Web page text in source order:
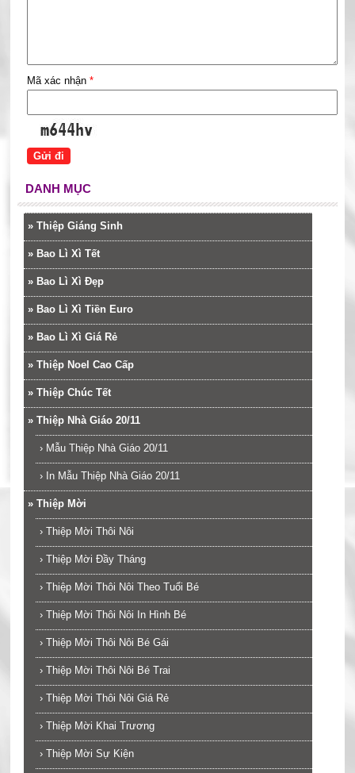
Mã xác nhận *
DANH MỤC
» Thiệp Giáng Sinh
» Bao Lì Xì Tết
» Bao Lì Xì Đẹp
» Bao Lì Xì Tiền Euro
» Bao Lì Xì Giá Rẻ
» Thiệp Noel Cao Cấp
» Thiệp Chúc Tết
» Thiệp Nhà Giáo 20/11
› Mẫu Thiệp Nhà Giáo 20/11
› In Mẫu Thiệp Nhà Giáo 20/11
» Thiệp Mời
› Thiệp Mời Thôi Nôi
› Thiệp Mời Đầy Tháng
› Thiệp Mời Thôi Nôi Theo Tuổi Bé
› Thiệp Mời Thôi Nôi In Hình Bé
› Thiệp Mời Thôi Nôi Bé Gái
› Thiệp Mời Thôi Nôi Bé Trai
› Thiệp Mời Thôi Nôi Giá Rẻ
› Thiệp Mời Khai Trương
› Thiệp Mời Sự Kiện